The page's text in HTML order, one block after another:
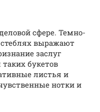
сфере. Темно-
выражают
заслуг
букетов
листья и
нотки и